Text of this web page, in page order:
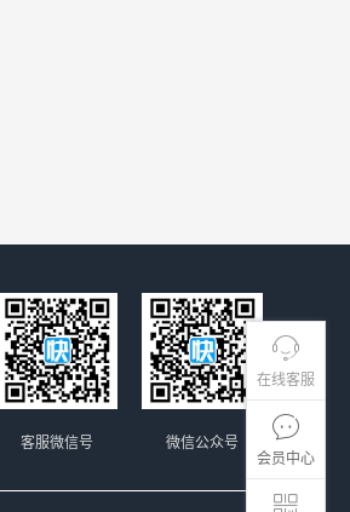
在线客服
会员中心
微信公众号
客服微信号